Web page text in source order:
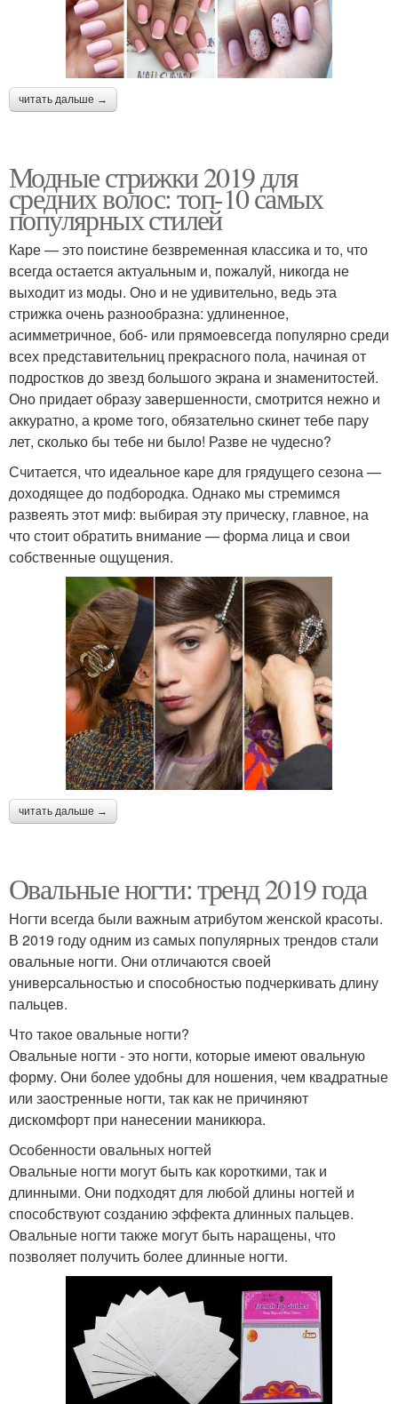
читать дальше →
Модные стрижки 2019 для
средних волос: топ-10 самых
популярных стилей
Каре — это поистине безвременная классика и то, что
всегда остается актуальным и, пожалуй, никогда не
выходит из моды. Оно и не удивительно, ведь эта
стрижка очень разнообразна: удлиненное,
асимметричное, боб- или прямоевсегда популярно среди
всех представительниц прекрасного пола, начиная от
подростков до звезд большого экрана и знаменитостей.
Оно придает образу завершенности, смотрится нежно и
аккуратно, а кроме того, обязательно скинет тебе пару
лет, сколько бы тебе ни было! Разве не чудесно?
Считается, что идеальное каре для грядущего сезона —
доходящее до подбородка. Однако мы стремимся
развеять этот миф: выбирая эту прическу, главное, на
что стоит обратить внимание — форма лица и свои
собственные ощущения.
читать дальше →
Овальные ногти: тренд 2019 года
Ногти всегда были важным атрибутом женской красоты.
В 2019 году одним из самых популярных трендов стали
овальные ногти. Они отличаются своей
универсальностью и способностью подчеркивать длину
пальцев.
Что такое овальные ногти?
Овальные ногти - это ногти, которые имеют овальную
форму. Они более удобны для ношения, чем квадратные
или заостренные ногти, так как не причиняют
дискомфорт при нанесении маникюра.
Особенности овальных ногтей
Овальные ногти могут быть как короткими, так и
длинными. Они подходят для любой длины ногтей и
способствуют созданию эффекта длинных пальцев.
Овальные ногти также могут быть наращены, что
позволяет получить более длинные ногти.